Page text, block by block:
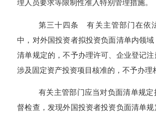
理人员要求等限制性准入特别管理措施。
第三十四条 有关主管部门在依
中，对外国投资者拟投资负面清单内领
清单规定的，不予办理许可、企业登记注
涉及固定资产投资项目核准的，不予办理
有关主管部门应当对负面清单规
督检查，发现外国投资者投资负面清单